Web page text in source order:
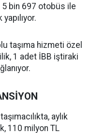
bin 697 otobüs ile
taşıma hizmeti özel
1 adet İBB iştiraki
aylık
110 milyon TL